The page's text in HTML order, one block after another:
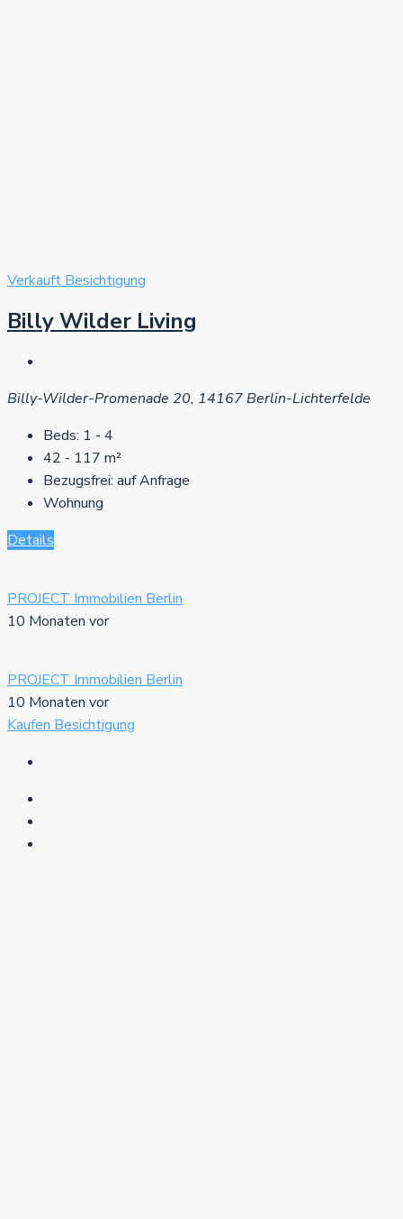
Verkauft Besichtigung
Billy Wilder Living
Billy-Wilder-Promenade 20, 14167 Berlin-Lichterfelde
Beds: 1 - 4
42 - 117 m²
Bezugsfrei: auf Anfrage
Wohnung
Details
PROJECT Immobilien Berlin
10 Monaten vor
PROJECT Immobilien Berlin
10 Monaten vor
Kaufen Besichtigung